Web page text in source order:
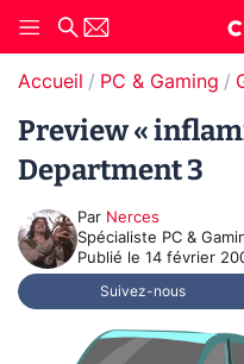
Accueil PC & Gaming
Preview «
Department 3
Par Nerces
Spécialiste PC &
Publié le 14 février
Suivez-nous